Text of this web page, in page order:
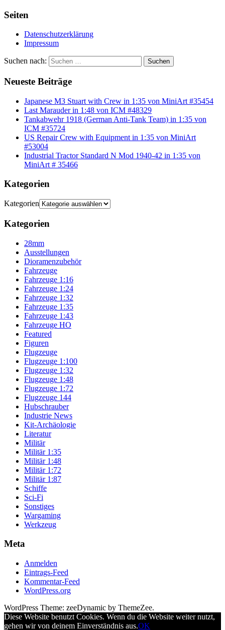
Seiten
Datenschutzerklärung
Impressum
Suchen nach: Suchen
Neueste Beiträge
Japanese M3 Stuart with Crew in 1:35 von MiniArt #35454
Last Marauder in 1:48 von ICM #48329
Tankabwehr 1918 (German Anti-Tank Team) in 1:35 von
ICM #35724
US Repair Crew with Equipment in 1:35 von MiniArt
#53004
Industrial Tractor Standard N Mod 1940-42 in 1:35 von
MiniArt # 35466
Kategorien
Kategorien
Kategorien
28mm
Ausstellungen
Dioramenzubehör
Fahrzeuge
Fahrzeuge 1:16
Fahrzeuge 1:24
Fahrzeuge 1:32
Fahrzeuge 1:35
Fahrzeuge 1:43
Fahrzeuge HO
Featured
Figuren
Flugzeuge
Flugzeuge 1:100
Flugzeuge 1:32
Flugzeuge 1:48
Flugzeuge 1:72
Flugzeuge 144
Hubschrauber
Industrie News
Kit-Archäologie
Literatur
Militär
Militär 1:35
Militär 1:48
Militär 1:72
Militär 1:87
Schiffe
Sci-Fi
Sonstiges
Wargaming
Werkzeug
Meta
Anmelden
Eintrags-Feed
Kommentar-Feed
WordPress.org
WordPress Theme: zeeDynamic by ThemeZee.
Diese Website benutzt Cookies. Wenn du die Website weiter nutzt,
gehen wir von deinem Einverständnis aus.OK